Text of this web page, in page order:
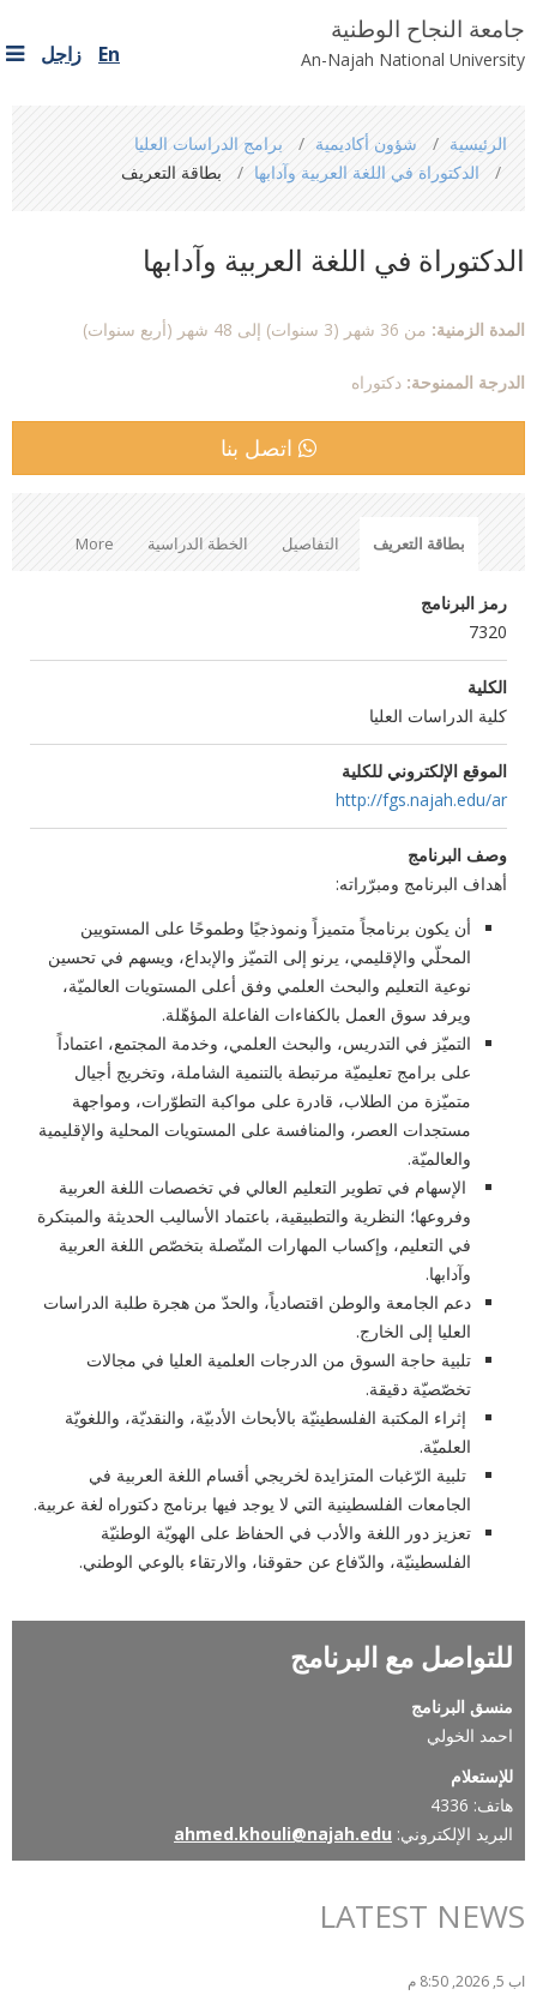
جامعة النجاح الوطنية
An-Najah National University
En زاجل
are
الرئيسية شؤون أكاديمية
برامج الدراسات العليا
الدكتوراة في اللغة العربية وآدابها
بطاقة التعريف
الدكتوراة في اللغة العربية وآدابها
المدة الزمنية: من 36 شهر (3 سنوات) إلى 48 شهر (أربع سنوات)
الدرجة الممنوحة: دكتوراه
اتصل بنا
بطاقة التعريف التفاصيل الخطة الدراسية More
رمز البرنامج
7320
الكلية
كلية الدراسات العليا
الموقع الإلكتروني للكلية
http://fgs.najah.edu/ar
وصف البرنامج
أهداف البرنامج ومبرّراته:
أن يكون برنامجاً متميزاً ونموذجيًا وطموحًا على المستويين
المحلّي والإقليمي، يرنو إلى التميّز والإبداع، ويسهم في تحسين
نوعية التعليم والبحث العلمي وفق أعلى المستويات العالميّة،
ويرفد سوق العمل بالكفاءات الفاعلة المؤهّلة.
التميّز في التدريس، والبحث العلمي، وخدمة المجتمع، اعتماداً
على برامج تعليميّة مرتبطة بالتنمية الشاملة، وتخريج أجيال
متميّزة من الطلاب، قادرة على مواكبة التطوّرات، ومواجهة
مستجدات العصر، والمنافسة على المستويات المحلية والإقليمية
والعالميّة.
الإسهام في تطوير التعليم العالي في تخصصات اللغة العربية
وفروعها؛ النظرية والتطبيقية، باعتماد الأساليب الحديثة والمبتكرة
في التعليم، وإكساب المهارات المتّصلة بتخصّص اللغة العربية
وآدابها.
دعم الجامعة والوطن اقتصادياً، والحدّ من هجرة طلبة الدراسات
العليا إلى الخارج.
تلبية حاجة السوق من الدرجات العلمية العليا في مجالات
تخصّصيّة دقيقة.
إثراء المكتبة الفلسطينيّة بالأبحاث الأدبيّة، والنقديّة، واللغويّة
العلميّة.
تلبية الرّغبات المتزايدة لخريجي أقسام اللغة العربية في
الجامعات الفلسطينية التي لا يوجد فيها برنامج دكتوراه لغة عربية.
تعزيز دور اللغة والأدب في الحفاظ على الهويّة الوطنيّة
الفلسطينيّة، والدّفاع عن حقوقنا، والارتقاء بالوعي الوطني.
للتواصل مع البرنامج
منسق البرنامج
احمد الخولي
للإستعلام
هاتف: 4336
البريد الإلكتروني: ahmed.khouli@najah.edu
LATEST NEWS
اب 5, 2026, 8:50 م